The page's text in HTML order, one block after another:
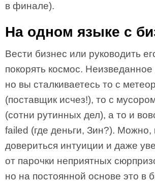
в финале).
На одном языке с
Вести бизнес или руководить
покорять космос. Неизведанное
но вы сталкиваетесь то с
(поставщик исчез!), то с
(сотни рутинных дел), а то и
failed (где деньги, Зин?). Можно,
довериться интуиции и даже
от парочки неприятных
но на постоянной основе это в